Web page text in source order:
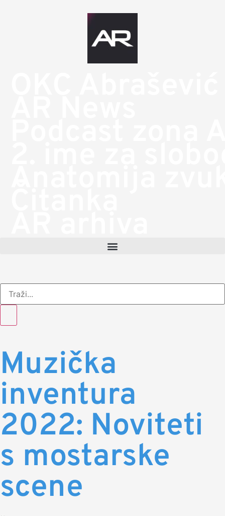
Muzička
inventura
2022: Noviteti
s mostarske
scene